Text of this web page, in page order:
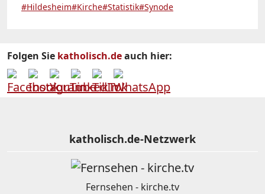
#Hildesheim#Kirche#Statistik#Synode
Folgen Sie katholisch.deauch hier:
katholisch.de-Netzwerk
Fernsehen - kirche.tv